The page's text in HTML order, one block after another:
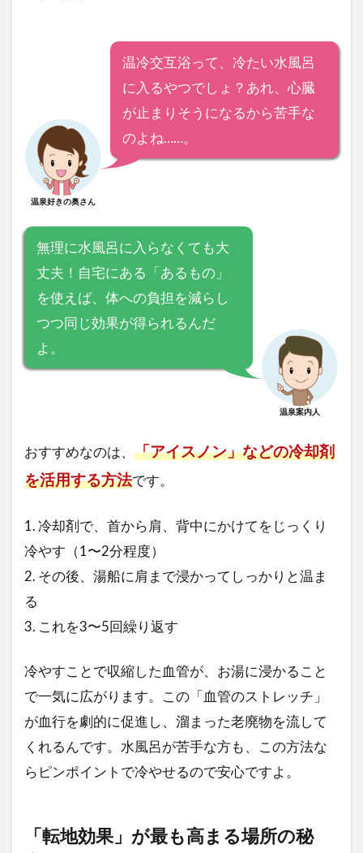
温泉好きの奥さん
温冷交互浴って、冷たい水風呂
に入るやつでしょ？あれ、心臓
が止まりそうになるから苦手な
のよね……。
無理に水風呂に入らなくても大
丈夫！自宅にある「あるもの」
を使えば、体への負担を減らし
つつ同じ効果が得られるんだ
よ。
温泉案内人
おすすめなのは、 「アイスノン」などの冷却剤
を活用する方法です。
1. 冷却剤で、首から肩、背中にかけてをじっくり
冷やす（1〜2分程度）
2. その後、湯船に肩まで浸かってしっかりと温ま
る
3. これを3〜5回繰り返す
冷やすことで収縮した血管が、お湯に浸かること
で一気に広がります。この「血管のストレッチ」
が血行を劇的に促進し、溜まった老廃物を流して
くれるんです。水風呂が苦手な方も、この方法な
らピンポイントで冷やせるので安心ですよ。
「転地効果」が最も高まる場所の秘